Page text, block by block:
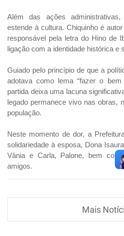
Além das ações
estende à cultura. Chiquinho é autor
responsável pela letra do Hino de
ligação com a identidade histórica e
Guiado pelo princípio de que a
adotava como lema “fazer o
partida deixa uma lacuna
legado permanece vivo nas obras,
população.
Neste momento de dor, a
solidariedade à esposa, Dona
Vânia e Carla, Palone, bem
amigos.
Mais